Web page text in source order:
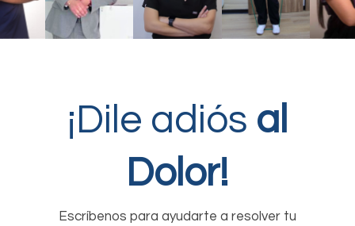
¡Dile adiós al
Dolor!
Escríbenos para ayudarte a resolver tu